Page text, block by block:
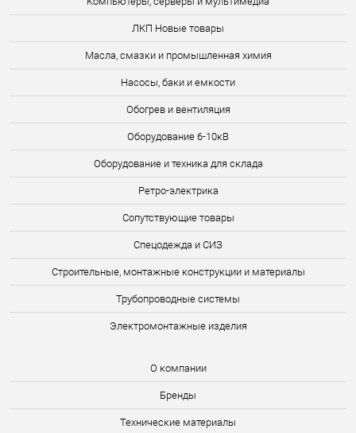
ЛКП Новые товары
Масла, смазки и промышленная химия
Насосы, баки и емкости
Обогрев и вентиляция
Оборудование 6-10кВ
Оборудование и техника для склада
Ретро-электрика
Сопутствующие товары
Спецодежда и СИЗ
Строительные, монтажные конструкции и материалы
Трубопроводные системы
Электромонтажные изделия
О компании
Бренды
Технические материалы